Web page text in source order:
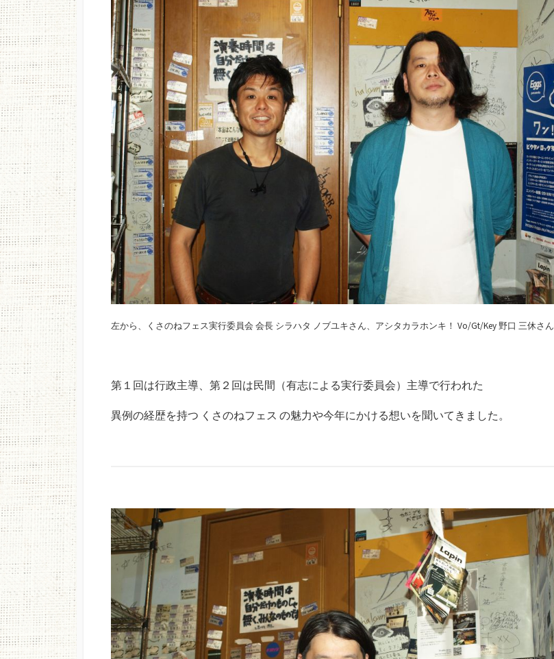
左から、くさのねフェス実行委員会 会長 シラハタ ノブユキさん、アシタカラホンキ！ Vo/Gt/Key 野口 三休さん
第１回は行政主導、第２回は民間（有志による実行委員会）主導で行われた
異例の経歴を持つ くさのねフェス の魅力や今年にかける想いを聞いてきました。